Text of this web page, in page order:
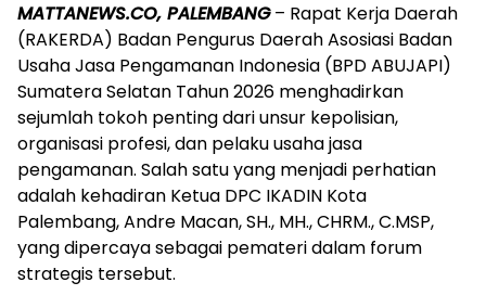
MATTANEWS.CO, PALEMBANG– Rapat Kerja Daerah
(RAKERDA) Badan Pengurus Daerah Asosiasi Badan
Usaha Jasa Pengamanan Indonesia (BPD ABUJAPI)
Sumatera Selatan Tahun 2026 menghadirkan
sejumlah tokoh penting dari unsur kepolisian,
organisasi profesi, dan pelaku usaha jasa
pengamanan. Salah satu yang menjadi perhatian
adalah kehadiran Ketua DPC IKADIN Kota
Palembang, Andre Macan, SH., MH., CHRM., C.MSP,
yang dipercaya sebagai pemateri dalam forum
strategis tersebut.